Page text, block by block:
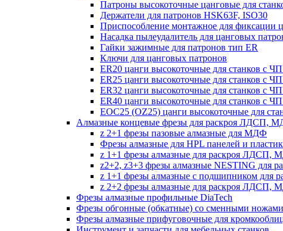
Патроны высокоточные цанговые для
Держатели для патронов HSK63F, ISO30
Приспособление монтажное для фиксации
Насадка пылеудалитель для цанговых
Гайки зажимные для патронов тип ER
Ключи для цанговых патронов
ER20 цанги высокоточные для станков с
ER25 цанги высокоточные для станков с
ER32 цанги высокоточные для станков с
ER40 цанги высокоточные для станков с
EOC25 (OZ25) цанги высокоточные для
Алмазные концевые фрезы для раскроя ЛДСП,
z 2+1 фрезы пазовые алмазные для МДФ
Фрезы алмазные для HPL панелей и
z 1+1 фрезы алмазные для раскроя ЛДСП,
z2+2, z3+3 фрезы алмазные NESTING для
z 1+1 фрезы алмазные с подшипником
z 2+2 фрезы алмазные для раскроя ЛДСП,
Фрезы алмазные профильные DiaTech
Фрезы обгонные (обкатные) со сменными ножами
Фрезы алмазные прифуговочные для